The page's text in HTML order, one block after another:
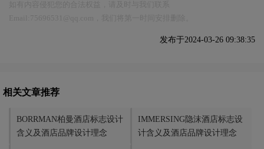
发布于2024-03-26 09:38:35
相关文章推荐
BORRMAN柏曼酒店标志设计
含义及酒店品牌设计理念
IMMERSING隐沫酒店标志设
计含义及酒店品牌设计理念